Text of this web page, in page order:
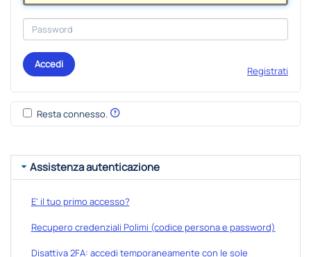
Accedi
Registrati
Resta connesso.
Assistenza autenticazione
E' il tuo primo accesso?
Recupero credenziali Polimi (codice persona e password)
Disattiva 2FA: accedi temporaneamente con le sole